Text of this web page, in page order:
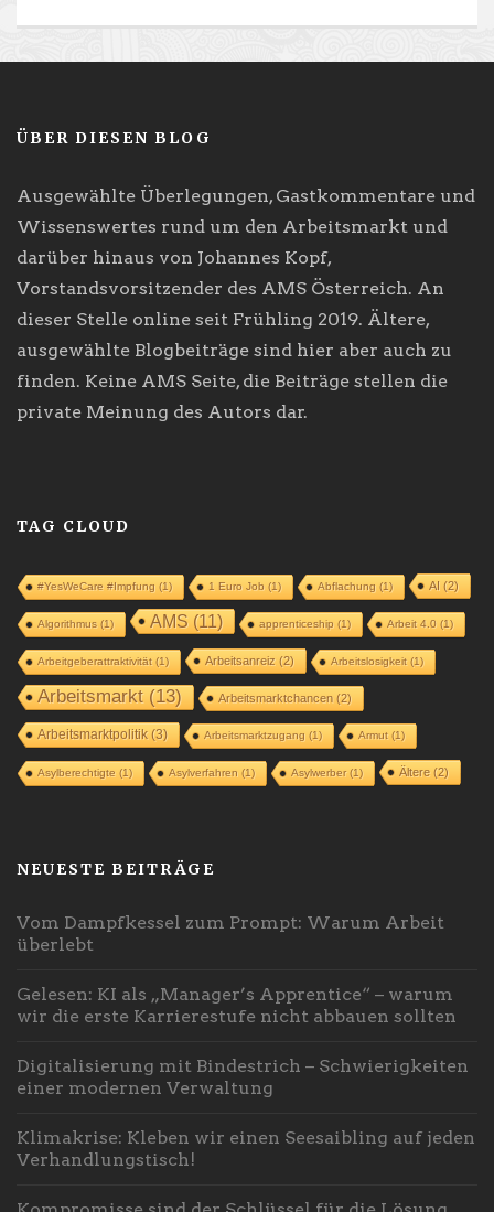
ÜBER DIESEN BLOG
Ausgewählte Überlegungen, Gastkommentare und
Wissenswertes rund um den Arbeitsmarkt und
darüber hinaus von Johannes Kopf,
Vorstandsvorsitzender des AMS Österreich. An
dieser Stelle online seit Frühling 2019. Ältere,
ausgewählte Blogbeiträge sind hier aber auch zu
finden. Keine AMS Seite, die Beiträge stellen die
private Meinung des Autors dar.
TAG CLOUD
#YesWeCare #Impfung (1) 1 Euro Job (1) Abflachung (1) AI (2)
Algorithmus (1) AMS (11) apprenticeship (1) Arbeit 4.0 (1)
Arbeitgeberattraktivität(1) Arbeitsanreiz (2) Arbeitslosigkeit(1)
Arbeitsmarkt(13) Arbeitsmarktchancen (2)
Arbeitsmarktpolitik(3) Arbeitsmarktzugang (1) Armut(1)
Asylberechtigte (1) Asylverfahren (1) Asylwerber(1) Ältere(2)
NEUESTE BEITRÄGE
Vom Dampfkessel zum Prompt: Warum Arbeit
überlebt
Gelesen: KI als „Manager’s Apprentice“ – warum
wir die erste Karrierestufe nicht abbauen sollten
Digitalisierung mit Bindestrich – Schwierigkeiten
einer modernen Verwaltung
Klimakrise: Kleben wir einen Seesaibling auf jeden
Verhandlungstisch!